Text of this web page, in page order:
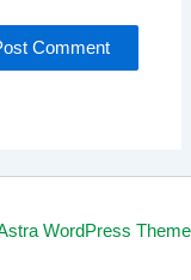
WordPress Theme